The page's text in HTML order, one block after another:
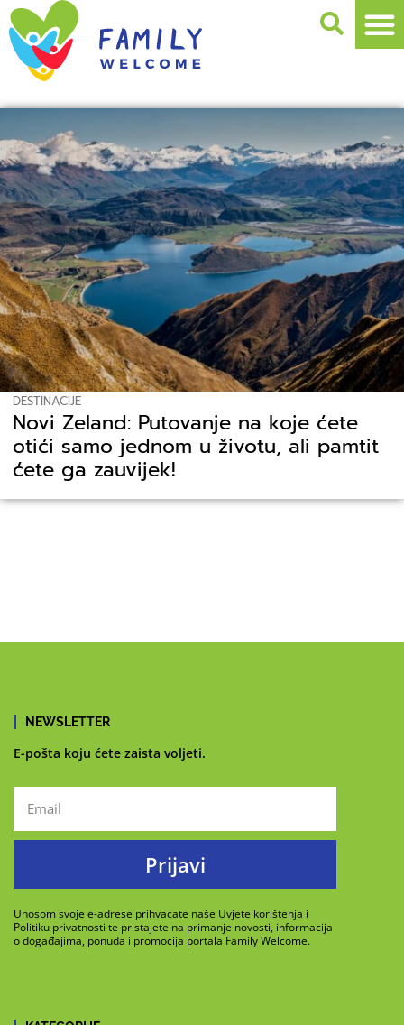
DESTINACIJE
Novi Zeland: Putovanje na koje ćete
otići samo jednom u životu, ali pamtit
ćete ga zauvijek!
NEWSLETTER
E-pošta koju ćete zaista voljeti.
Prijavi
Unosom svoje e-adrese prihvaćate naše Uvjete korištenja i
Politiku privatnosti te pristajete na primanje novosti, informacija
o događajima, ponuda i promocija portala Family Welcome.